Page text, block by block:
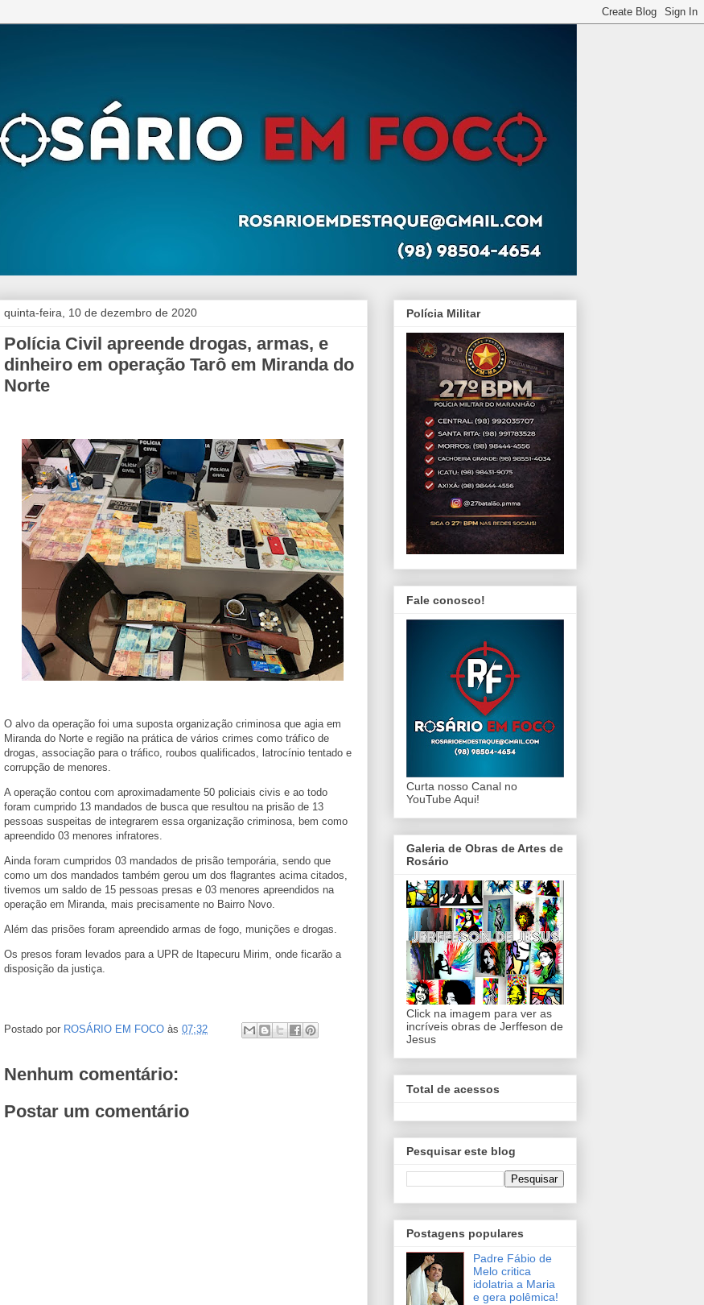
quinta-feira, 10 de dezembro de 2020
Polícia Civil apreende drogas, armas, e
dinheiro em operação Tarô em Miranda do
Norte
O alvo da operação foi uma suposta organização criminosa que agia em
Miranda do Norte e região na prática de vários crimes como tráfico de
drogas, associação para o tráfico, roubos qualificados, latrocínio tentado e
corrupção de menores.
A operação contou com aproximadamente 50 policiais civis e ao todo
foram cumprido 13 mandados de busca que resultou na prisão de 13
pessoas suspeitas de integrarem essa organização criminosa, bem como
apreendido 03 menores infratores.
Ainda foram cumpridos 03 mandados de prisão temporária, sendo que
como um dos mandados também gerou um dos flagrantes acima citados,
tivemos um saldo de 15 pessoas presas e 03 menores apreendidos na
operação em Miranda, mais precisamente no Bairro Novo.
Além das prisões foram apreendido armas de fogo, munições e drogas.
Os presos foram levados para a UPR de Itapecuru Mirim, onde ficarão a
disposição da justiça.
Postado por ROSÁRIO EM FOCO às 07:32
Nenhum comentário:
Postar um comentário
Polícia Militar
Fale conosco!
Curta nosso Canal no
YouTube Aqui!
Galeria de Obras de Artes de
Rosário
Click na imagem para ver as
incríveis obras de Jerffeson de
Jesus
Total de acessos
Pesquisar este blog
Postagens populares
Padre Fábio de
Melo critica
idolatria a Maria
e gera polêmica!